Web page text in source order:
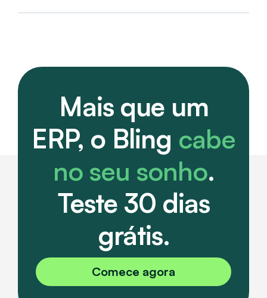
Mais que um
ERP, o Bling cabe
no seu sonho.
Teste 30 dias
grátis.
Comece agora